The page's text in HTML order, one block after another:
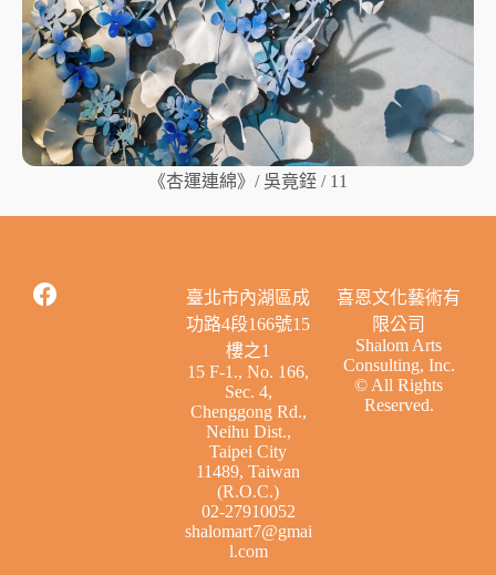
《杏運連綿》/ 吳竟銍 / 11
喜恩文化藝術有
限公司
Shalom Arts
Consulting, Inc.
© All Rights
Reserved.
臺北市內湖區成
功路4段166號15
樓之1
15 F-1., No. 166,
Sec. 4,
Chenggong Rd.,
Neihu Dist.,
Taipei City
11489, Taiwan
(R.O.C.)
02-27910052
shalomart7@gmai
l.com